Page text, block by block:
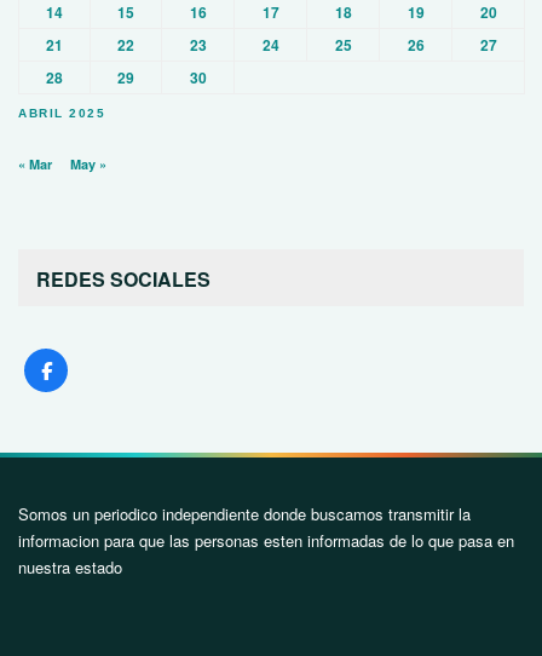
ABRIL 2025
14
15 16 17 18 19
20
21
22 23 24 25 26
27
28
29 30
« Mar May »
REDES SOCIALES
Somos un periodico independiente donde buscamos transmitir la
informacion para que las personas esten informadas de lo que pasa en
nuestra estado